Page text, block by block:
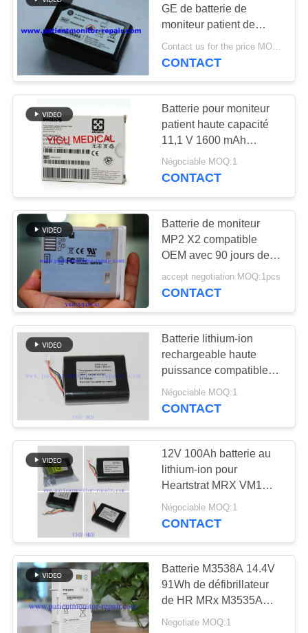
DEMANDEZ
UN DEVIS
NEWS
PLAN
SITE
PRIVACY
POLICY
Pièces de machine
de défibrillateur
Pièces de rechange
d'ECG
93
Moniteur patient
utilisé
Oxymètre utilisé
d'impulsion
GE de batterie de
moniteur patient de
MAC2000 ECG garantie
de 90 jours
Contact us for the price MOQ:1
CONTACT
Batterie pour moniteur
patient haute capacité
11,1 V 1600 mAh
compatible avec la
batterie d'équipement
Négociable MOQ:1
CONTACT
Batterie de moniteur
MP2 X2 compatible
OEM avec 90 jours de
garantie en bon état
accept negotiation MOQ:1pcs
CONTACT
Batterie lithium-ion
rechargeable haute
puissance compatible
avec le moniteur patient
Heartstrat MRX VM1
Négociable MOQ:1
CONTACT
12V 100Ah batterie au
lithium-ion pour
Heartstrat MRX VM1
moniteur de patient -
batterie compatible
Négociable MOQ:1
CONTACT
Batterie M3538A 14.4V
91Wh de défibrillateur
de HR MRx M3535A
M3536A
Negotiate MOQ:1